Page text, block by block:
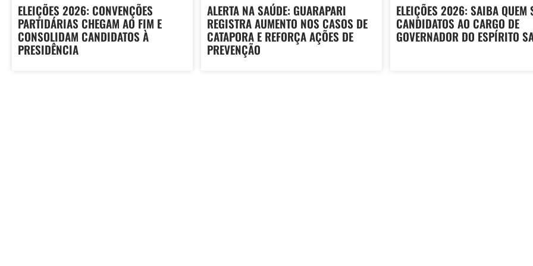
ELEIÇÕES 2026: CONVENÇÕES
PARTIDÁRIAS CHEGAM AO FIM E
CONSOLIDAM CANDIDATOS À
PRESIDÊNCIA
ALERTA NA SAÚDE: GUARAPARI
REGISTRA AUMENTO NOS CASOS DE
CATAPORA E REFORÇA AÇÕES DE
PREVENÇÃO
ELEIÇÕES 2026: SAIBA QUEM
CANDIDATOS AO CARGO DE
GOVERNADOR DO ESPÍRITO